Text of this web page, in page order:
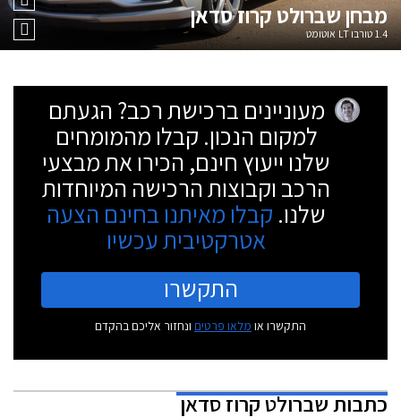
מבחןשברולט קרוז סדאן
1.4 טורבו LT אוטומט
מעוניינים ברכישת רכב? הגעתם
למקום הנכון. קבלו מהמומחים
שלנו ייעוץ חינם, הכירו את מבצעי
הרכב וקבוצות הרכישה המיוחדות
שלנו. קבלו מאיתנו בחינם הצעה
אטרקטיבית עכשיו
התקשרו
התקשרו או מלאו פרטים ונחזור אליכם בהקדם
כתבותשברולט קרוז סדאן